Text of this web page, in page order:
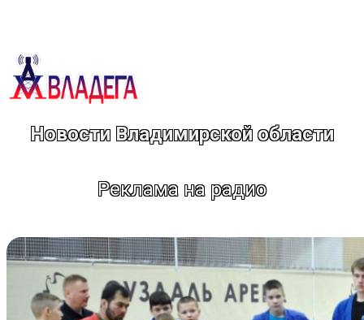
Новости Владимирской области
Реклама на радио